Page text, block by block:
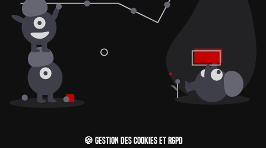
🍪 Gestion des cookies et RGPD